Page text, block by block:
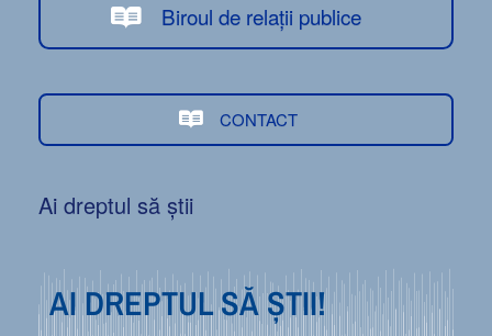
Biroul de relații publice
CONTACT
Ai dreptul să știi
AI DREPTUL SĂ ȘTII!